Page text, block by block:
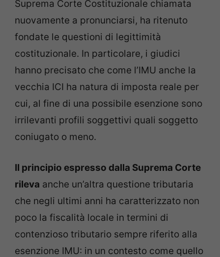
Suprema Corte Costituzionale chiamata
nuovamente a pronunciarsi, ha ritenuto
fondate le questioni di legittimità
costituzionale. In particolare, i giudici
hanno precisato che come l’IMU anche la
vecchia ICI ha natura di imposta reale per
cui, al fine di una possibile esenzione sono
irrilevanti profili soggettivi quali soggetto
coniugato o meno.
Il principio espresso dalla Suprema Corte
rileva anche un’altra questione tributaria
che negli ultimi anni ha caratterizzato non
poco la fiscalità locale in termini di
contenzioso tributario sempre riferito alla
esenzione IMU: in un contesto come quello